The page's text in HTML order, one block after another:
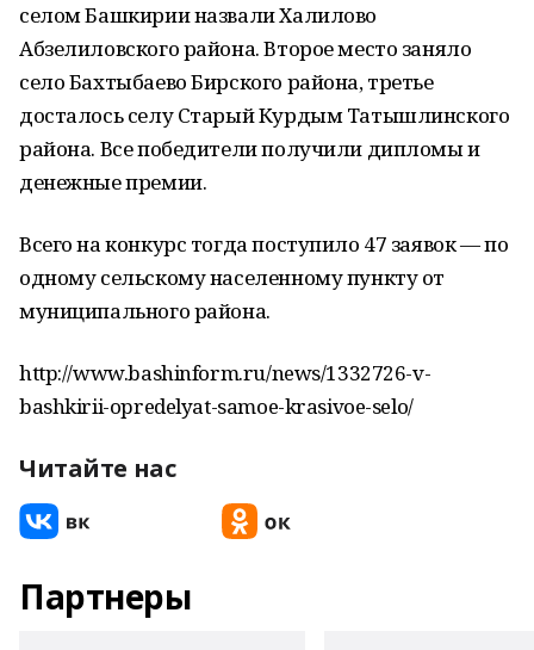
селом Башкирии назвали Халилово
Абзелиловского района. Второе место заняло
село Бахтыбаево Бирского района, третье
досталось селу Старый Курдым Татышлинского
района. Все победители получили дипломы и
денежные премии.
Всего на конкурс тогда поступило 47 заявок — по
одному сельскому населенному пункту от
муниципального района.
http://www.bashinform.ru/news/1332726-v-
bashkirii-opredelyat-samoe-krasivoe-selo/
Читайте нас
Партнеры